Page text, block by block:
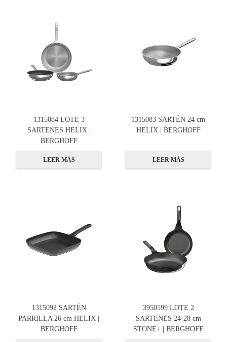
1315084 LOTE 3
SARTENES HELIX |
BERGHOFF
LEER MÁS
1315083 SARTÉN 24 cm
HELIX | BERGHOFF
LEER MÁS
1315092 SARTÉN
PARRILLA 26 cm HELIX |
BERGHOFF
3950599 LOTE 2
SARTENES 24-28 cm
STONE+ | BERGHOFF